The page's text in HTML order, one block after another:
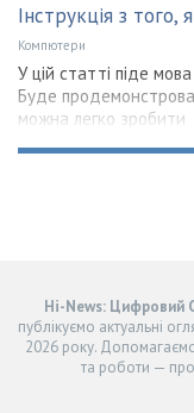
Інструкція з того,
Компютери
У цій статті піде
Буде
можна легко зробити
Hi-News: Цифровий
публікуємо актуальні
2026 року.
та роботи —